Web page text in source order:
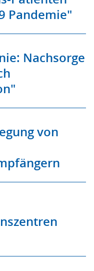
Pandemie"
Nachsorge
von